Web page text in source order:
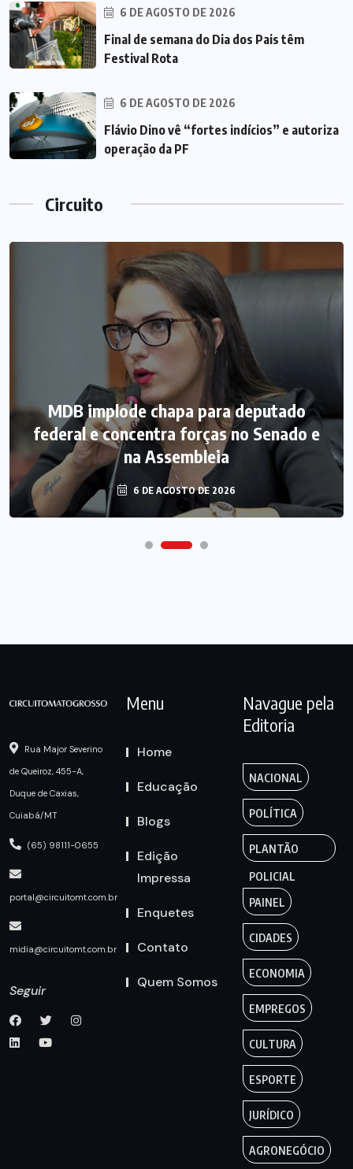
6 DE AGOSTO DE 2026
Final de semana do Dia dos Pais têm
Festival Rota
6 DE AGOSTO DE 2026
Flávio Dino vê “fortes indícios” e autoriza
operação da PF
Circuito
MDB implode chapa para deputado
federal e concentra forças no Senado e
na Assembleia
6 DE AGOSTO DE 2026
Rua Major Severino
de Queiroz, 455-A,
Duque de Caxias,
Cuiabá/MT
(65) 98111-0655
portal@circuitomt.com.br
midia@circuitomt.com.br
Seguir
Menu
Home
Educação
Blogs
Edição
Impressa
Enquetes
Contato
Quem Somos
Navague pela
Editoria
NACIONAL
POLÍTICA
PLANTÃO
POLICIAL
PAINEL
CIDADES
ECONOMIA
EMPREGOS
CULTURA
ESPORTE
JURÍDICO
AGRONEGÓCIO